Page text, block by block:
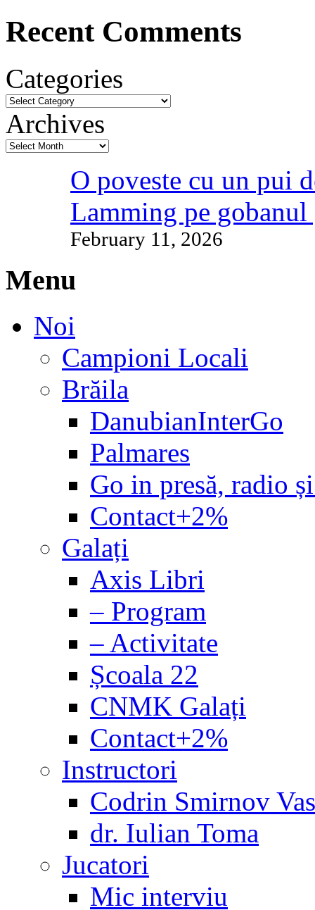
Recent Comments
Categories
Archives
O poveste cu un pui
Lamming pe gobanul
February 11, 2026
Menu
Noi
Campioni Locali
Brăila
DanubianInterGo
Palmares
Go in presă, radio
Contact+2%
Galați
Axis Libri
– Program
– Activitate
Școala 22
CNMK Galați
Contact+2%
Instructori
Codrin Smirnov
dr. Iulian Toma
Jucatori
Mic interviu